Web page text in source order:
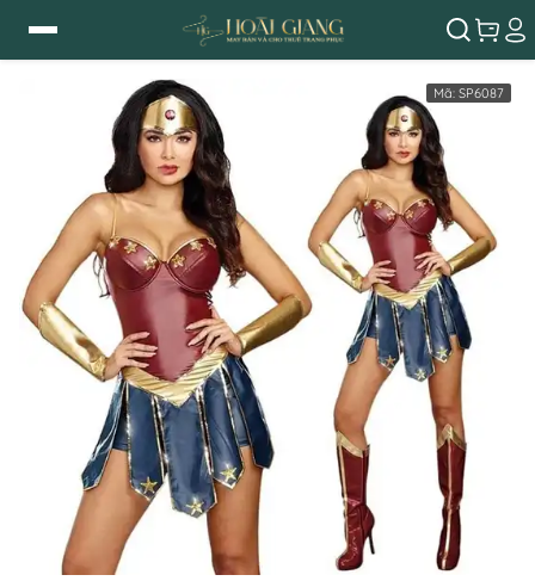
Mã: SP6087